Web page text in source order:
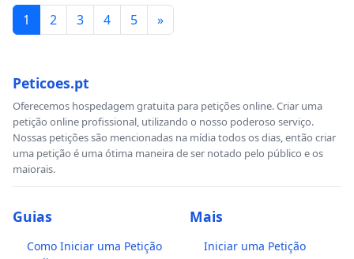
1 2 3 4 5 »
Peticoes.pt
Oferecemos hospedagem gratuita para petições online. Criar uma
petição online profissional, utilizando o nosso poderoso serviço.
Nossas petições são mencionadas na mídia todos os dias, então criar
uma petição é uma ótima maneira de ser notado pelo público e os
maiorais.
Guias
Como Iniciar uma Petição
Mais
Iniciar uma Petição